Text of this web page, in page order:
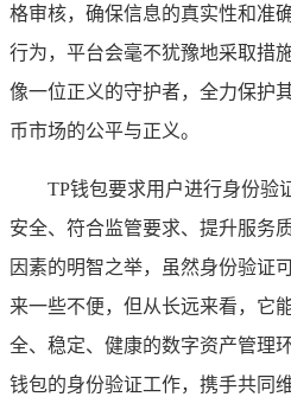
格审核，确保信息的真实性和准
行为，平台会毫不犹豫地采取措
像一位正义的守护者，全力保护
币市场的公平与正义。
TP钱包要求用户进行身份验
安全、符合监管要求、提升服务
因素的明智之举，虽然身份验证
来一些不便，但从长远来看，它
全、稳定、健康的数字资产管理
钱包的身份验证工作，携手共同